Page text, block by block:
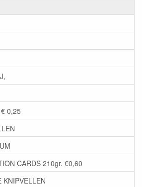
0,25
CARDS 210gr. €0,60
KNIPVELLEN